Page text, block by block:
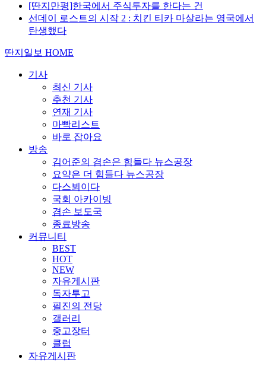
[딴지만평]한국에서 주식투자를 한다는 건
선데이 로스트의 시작 2 : 치킨 티카 마살라는 영국에서
탄생했다
딴지일보 HOME
기사
최신 기사
추천 기사
연재 기사
마빡리스트
바로 잡아요
방송
김어준의 겸손은 힘들다 뉴스공장
요약은 더 힘들다 뉴스공장
다스뵈이다
국회 아카이빙
겸손 보도국
종료방송
커뮤니티
BEST
HOT
NEW
자유게시판
독자투고
필진의 전당
갤러리
중고장터
클럽
자유게시판